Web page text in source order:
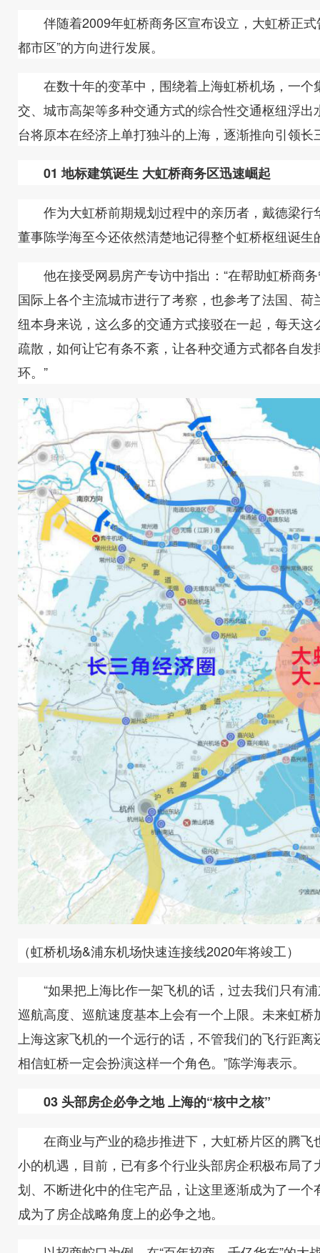
伴随着2009年虹桥商务区宣布设立，大虹桥正式
都市区”的方向进行发展。
在数十年的变革中，围绕着上海虹桥机场，一个
交、城市高架等多种交通方式的综合性交通枢纽浮
台将原本在经济上单打独斗的上海，逐渐推向引领
01 地标建筑诞生 大虹桥商务区迅速崛起
作为大虹桥前期规划过程中的亲历者，戴德梁行
董事陈学海至今还依然清楚地记得整个虹桥枢纽诞生
他在接受网易房产专访中指出：“在帮助虹桥商
国际上各个主流城市进行了考察，也参考了法国、
纽本身来说，这么多的交通方式接驳在一起，每天
疏散，如何让它有条不紊，让各种交通方式都各自
环。”
（虹桥机场&浦东机场快速连接线2020年将竣工）
“如果把上海比作一架飞机的话，过去我们只有
巡航高度、巡航速度基本上会有一个上限。未来虹
上海这家飞机的一个远行的话，不管我们的飞行距
相信虹桥一定会扮演这样一个角色。”陈学海表示。
03 头部房企必争之地 上海的“核中之核”
在商业与产业的稳步推进下，大虹桥片区的腾飞
小的机遇，目前，已有多个行业头部房企积极布局
划、不断进化中的住宅产品，让这里逐渐成为了一
成为了房企战略角度上的必争之地。